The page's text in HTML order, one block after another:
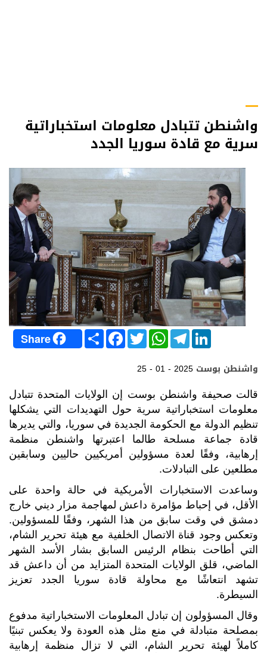
واشنطن تتبادل معلومات استخباراتية
سرية مع قادة سوريا الجدد
Share S
h
a
F
a
c
o
k
T
w
i
t
t
r
W
h
a
s
p
p
T
e
l
e
g
a
m
L
i
n
e
I
n
25 - 01 - 2025 واشنطن بوست
قالت صحيفة واشنطن بوست إن الولايات المتحدة تتبادل
معلومات استخباراتية سرية حول التهديدات التي يشكلها
تنظيم الدولة مع الحكومة الجديدة في سوريا، والتي يديرها
قادة جماعة مسلحة طالما اعتبرتها واشنطن منظمة
إرهابية، وفقًا لعدة مسؤولين أمريكيين حاليين وسابقين
مطلعين على التبادلات.
وساعدت الاستخبارات الأمريكية في حالة واحدة على
الأقل، في إحباط مؤامرة داعش لمهاجمة مزار ديني خارج
دمشق في وقت سابق من هذا الشهر، وفقًا للمسؤولين.
وتعكس وجود قناة الاتصال الخلفية مع هيئة تحرير الشام،
التي أطاحت بنظام الرئيس السابق بشار الأسد الشهر
الماضي، قلق الولايات المتحدة المتزايد من أن داعش قد
تشهد انتعاشًا مع محاولة قادة سوريا الجدد تعزيز
السيطرة.
وقال المسؤولون إن تبادل المعلومات الاستخباراتية مدفوع
بمصلحة متبادلة في منع مثل هذه العودة ولا يعكس تبنيًا
كاملاً لهيئة تحرير الشام، التي لا تزال منظمة إرهابية